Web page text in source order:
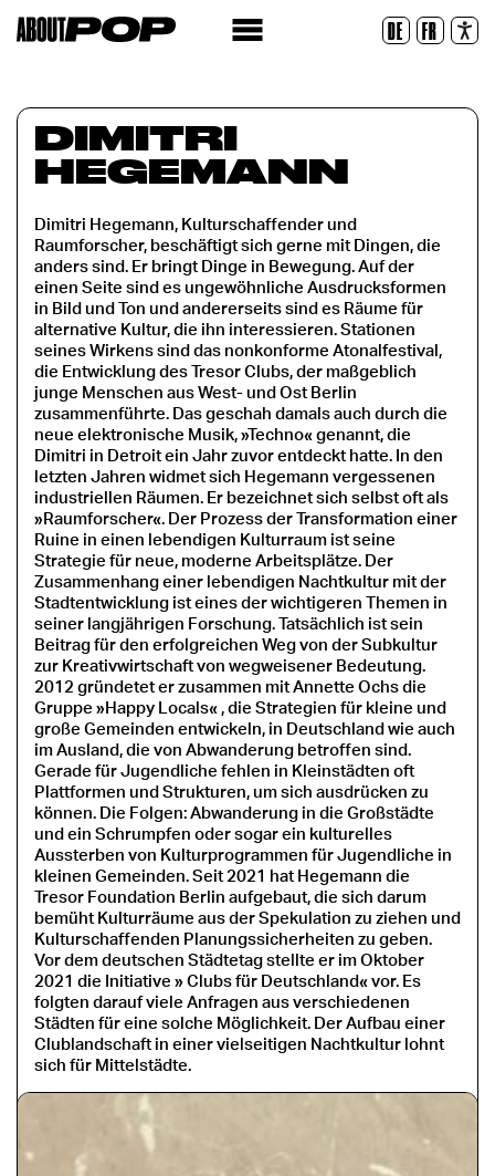
DE FR
DIMITRI
HEGEMANN
Dimitri Hegemann, Kulturschaffender und
Raumforscher, beschäftigt sich gerne mit Dingen, die
anders sind. Er bringt Dinge in Bewegung. Auf der
einen Seite sind es ungewöhnliche Ausdrucksformen
in Bild und Ton und andererseits sind es Räume für
alternative Kultur, die ihn interessieren. Stationen
seines Wirkens sind das nonkonforme Atonalfestival,
die Entwicklung des Tresor Clubs, der maßgeblich
junge Menschen aus West- und Ost Berlin
zusammenführte. Das geschah damals auch durch die
neue elektronische Musik, »Techno« genannt, die
Dimitri in Detroit ein Jahr zuvor entdeckt hatte. In den
letzten Jahren widmet sich Hegemann vergessenen
industriellen Räumen. Er bezeichnet sich selbst oft als
»Raumforscher«. Der Prozess der Transformation einer
Ruine in einen lebendigen Kulturraum ist seine
Strategie für neue, moderne Arbeitsplätze. Der
Zusammenhang einer lebendigen Nachtkultur mit der
Stadtentwicklung ist eines der wichtigeren Themen in
seiner langjährigen Forschung. Tatsächlich ist sein
Beitrag für den erfolgreichen Weg von der Subkultur
zur Kreativwirtschaft von wegweisener Bedeutung.
2012 gründetet er zusammen mit Annette Ochs die
Gruppe »Happy Locals« , die Strategien für kleine und
große Gemeinden entwickeln, in Deutschland wie auch
im Ausland, die von Abwanderung betroffen sind.
Gerade für Jugendliche fehlen in Kleinstädten oft
Plattformen und Strukturen, um sich ausdrücken zu
können. Die Folgen: Abwanderung in die Großstädte
und ein Schrumpfen oder sogar ein kulturelles
Aussterben von Kulturprogrammen für Jugendliche in
kleinen Gemeinden. Seit 2021 hat Hegemann die
Tresor Foundation Berlin aufgebaut, die sich darum
bemüht Kulturräume aus der Spekulation zu ziehen und
Kulturschaffenden Planungssicherheiten zu geben.
Vor dem deutschen Städtetag stellte er im Oktober
2021 die Initiative » Clubs für Deutschland« vor. Es
folgten darauf viele Anfragen aus verschiedenen
Städten für eine solche Möglichkeit. Der Aufbau einer
Clublandschaft in einer vielseitigen Nachtkultur lohnt
sich für Mittelstädte.